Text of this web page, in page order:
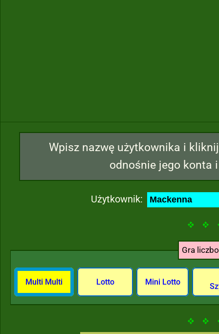
Wpisz nazwę użytkownika i
odnośnie jego konta
Użytkownik:
Gra
Multi Multi Lotto Mini Lotto